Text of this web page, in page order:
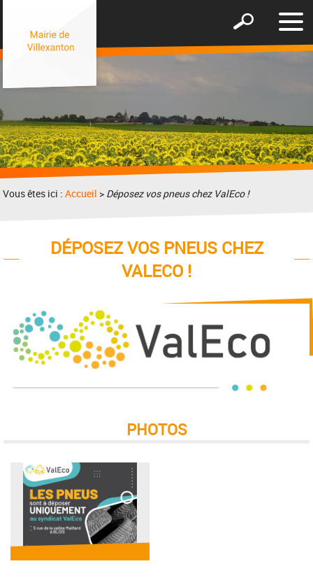
le
Afficher
formulaire
Vous êtes ici :Accueil > Déposez vos pneus chez ValEco !
DÉPOSEZ VOS PNEUS CHEZ
VALECO !
PHOTOS